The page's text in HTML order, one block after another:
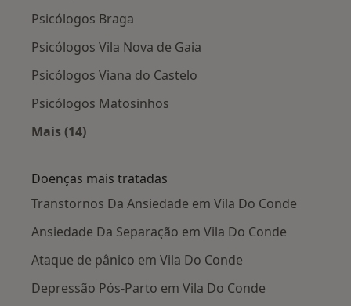
Psicólogos Braga
Psicólogos Vila Nova de Gaia
Psicólogos Viana do Castelo
Psicólogos Matosinhos
Mais (14)
Doenças mais tratadas
Transtornos Da Ansiedade em Vila Do Conde
Ansiedade Da Separação em Vila Do Conde
Ataque de pânico em Vila Do Conde
Depressão Pós-Parto em Vila Do Conde